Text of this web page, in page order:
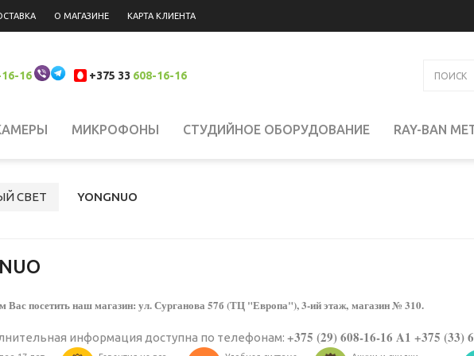
О МАГАЗИНЕ КАРТА КЛИЕНТА
16 +375 33 608-16-16
МИКРОФОНЫ СТУДИЙНОЕ ОБОРУДОВАНИЕ RAY-BAN
СВЕТ YONGNUO
Вас посетить наш магазин: ул. Сурганова 57б (ТЦ "Европа"), 3-ий этаж, магазин № 310.
информация доступна по телефонам: +375 (29) 608-16-16 A1 +375 (33)